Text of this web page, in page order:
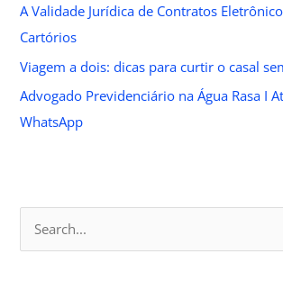
A Validade Jurídica de Contratos
Cartórios
Viagem a dois: dicas para curtir o casal
Advogado Previdenciário na Água Rasa I
WhatsApp